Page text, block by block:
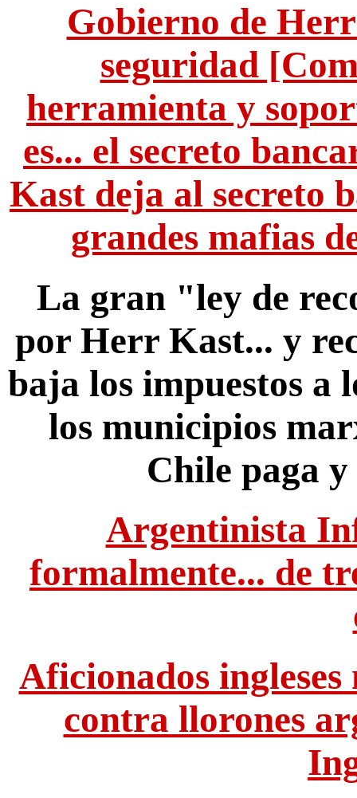
Gobierno de
seguridad
herramienta y
es... el secreto
Kast deja al secreto
grandes mafias
La gran "ley de
por Herr Kast... y
baja los impuestos a
los municipios
Chile paga
Argentinista
formalmente... de
Aficionados
contra llorones